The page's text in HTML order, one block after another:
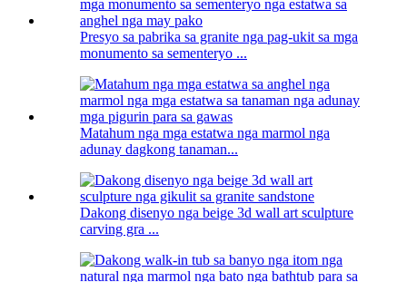
Presyo sa pabrika sa granite nga pag-ukit sa mga
monumento sa sementeryo ...
Matahum nga mga estatwa nga marmol nga
adunay dagkong tanaman...
Dakong disenyo nga beige 3d wall art sculpture
carving gra ...